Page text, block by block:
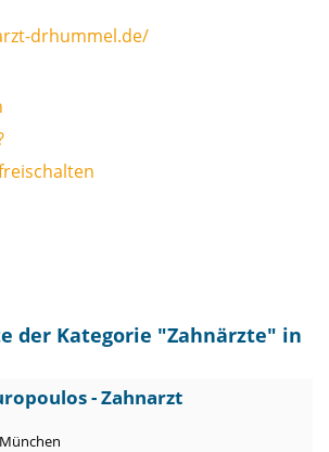
drhummel.de/
der Kategorie "Zahnärzte" in
- Zahnarzt